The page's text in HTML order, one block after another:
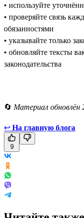
• используйте
• проверяйте связь
обязанностями
• указывайте только
• обновляйте тексты
законодательства
🔄 Материал обновлён
↩ На главную блога
9